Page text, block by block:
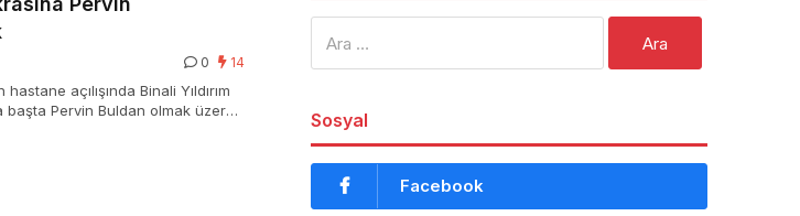
0 14
açılışında Binali Yıldırım
başta Pervin Buldan olmak üzere
Sosyal
Facebook